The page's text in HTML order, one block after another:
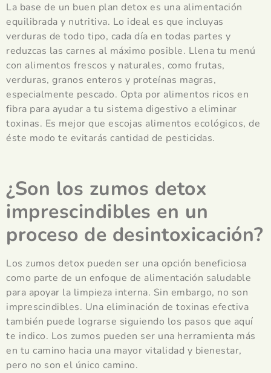
La base de un buen plan detox es una alimentación
equilibrada y nutritiva. Lo ideal es que incluyas
verduras de todo tipo, cada día en todas partes y
reduzcas las carnes al máximo posible. Llena tu menú
con alimentos frescos y naturales, como frutas,
verduras, granos enteros y proteínas magras,
especialmente pescado. Opta por alimentos ricos en
fibra para ayudar a tu sistema digestivo a eliminar
toxinas. Es mejor que escojas alimentos ecológicos, de
éste modo te evitarás cantidad de pesticidas.
¿Son los zumos detox
imprescindibles en un
proceso de desintoxicación?
Los zumos detox pueden ser una opción beneficiosa
como parte de un enfoque de alimentación saludable
para apoyar la limpieza interna. Sin embargo, no son
imprescindibles. Una eliminación de toxinas efectiva
también puede lograrse siguiendo los pasos que aquí
te indico. Los zumos pueden ser una herramienta más
en tu camino hacia una mayor vitalidad y bienestar,
pero no son el único camino.